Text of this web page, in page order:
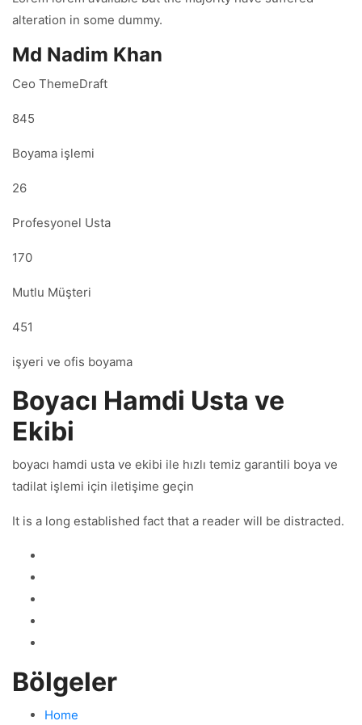
alteration in some dummy.
Md Nadim Khan
Ceo ThemeDraft
845
Boyama işlemi
26
Profesyonel Usta
170
Mutlu Müşteri
451
işyeri ve ofis boyama
Boyacı Hamdi Usta ve
Ekibi
boyacı hamdi usta ve ekibi ile hızlı temiz garantili boya ve
tadilat işlemi için iletişime geçin
It is a long established fact that a reader will be distracted.
Bölgeler
Home